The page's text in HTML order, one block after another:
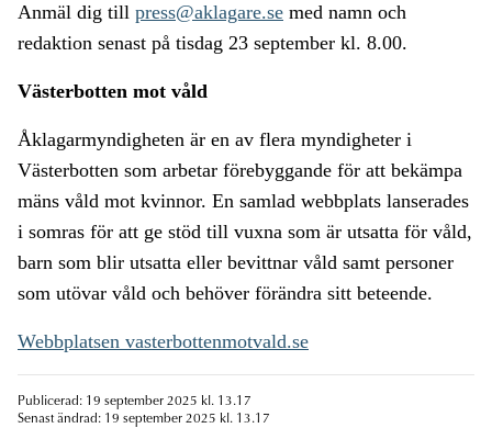
Anmäl dig till press@aklagare.se med namn och
redaktion senast på tisdag 23 september kl. 8.00.
Västerbotten mot våld
Åklagarmyndigheten är en av flera myndigheter i
Västerbotten som arbetar förebyggande för att bekämpa
mäns våld mot kvinnor. En samlad webbplats lanserades
i somras för att ge stöd till vuxna som är utsatta för våld,
barn som blir utsatta eller bevittnar våld samt personer
som utövar våld och behöver förändra sitt beteende.
Webbplatsen vasterbottenmotvald.se
Publicerad: 19 september 2025 kl. 13.17
Senast ändrad: 19 september 2025 kl. 13.17